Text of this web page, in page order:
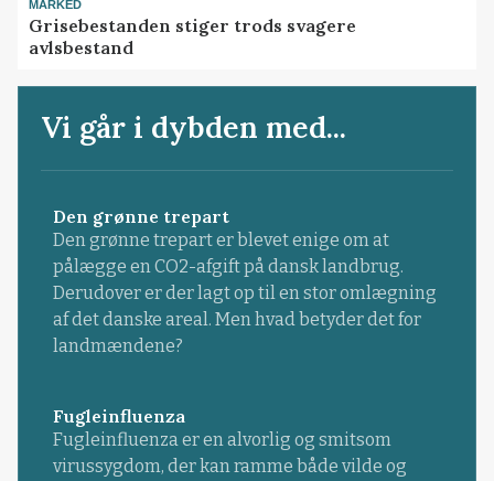
MARKED
Grisebestanden stiger trods svagere
avlsbestand
Vi går i dybden med...
Den grønne trepart
Den grønne trepart er blevet enige om at
pålægge en CO2-afgift på dansk landbrug.
Derudover er der lagt op til en stor omlægning
af det danske areal. Men hvad betyder det for
landmændene?
Fugleinfluenza
Fugleinfluenza er en alvorlig og smitsom
virussygdom, der kan ramme både vilde og